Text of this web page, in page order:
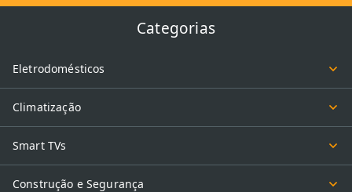
Categorias
Eletrodomésticos
Climatização
Smart TVs
Construção e Segurança